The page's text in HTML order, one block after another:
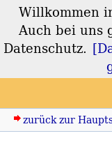
zurück zur
Willkommen
Auch bei uns
Datenschutz.